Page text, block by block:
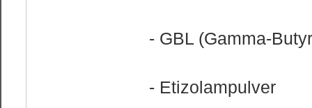
- GBL (Gamma-
- Etizolampulver